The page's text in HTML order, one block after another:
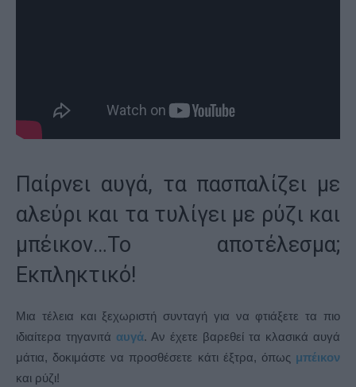
Παίρνει αυγά, τα πασπαλίζει με
αλεύρι και τα τυλίγει με ρύζι και
μπέικον…Το αποτέλεσμα;
Εκπληκτικό!
Μια τέλεια και ξεχωριστή συνταγή για να φτιάξετε τα πιο
ιδιαίτερα τηγανιτά αυγά. Αν έχετε βαρεθεί τα κλασικά αυγά
μάτια, δοκιμάστε να προσθέσετε κάτι έξτρα, όπως μπέικον
και ρύζι!